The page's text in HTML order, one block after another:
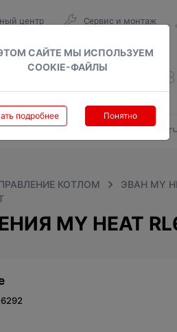
САЙТЕ МЫ ИСПОЛЬЗУЕМ
COOKIE-ФАЙЛЫ
подробнее Понятно
центр Сервис и монтаж
КОТЛОМ
ЭВАН MY
MY HEAT